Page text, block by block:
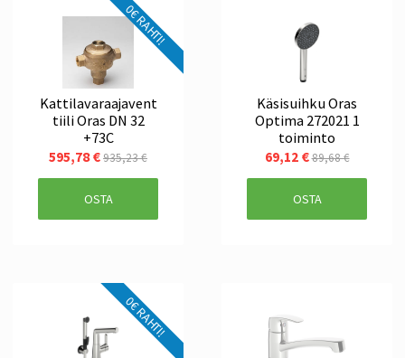
0€ RAHTI!
Kattilavaraajavent
tiili Oras DN 32
+73C
595,78 €935,23 €
OSTA
Käsisuihku Oras
Optima 272021 1
toiminto
69,12 €89,68 €
OSTA
0€ RAHTI!